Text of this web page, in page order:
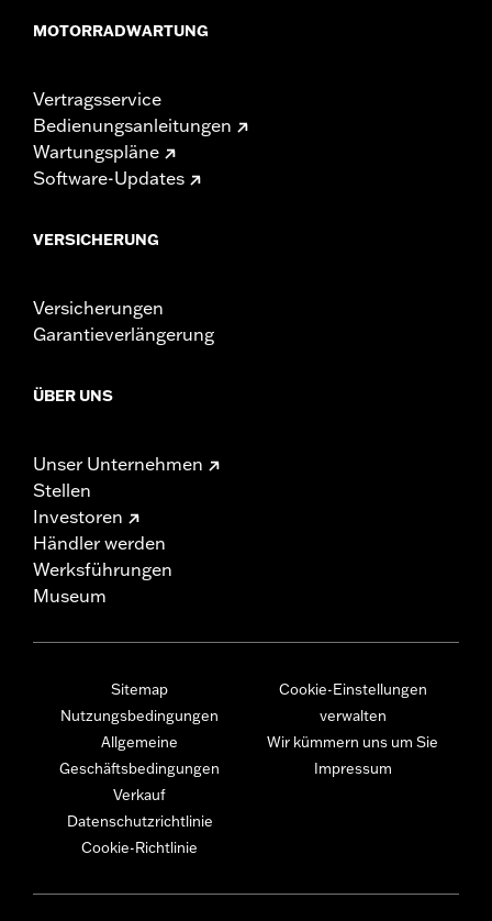
MOTORRADWARTUNG
Vertragsservice
Bedienungsanleitungen
Wartungspläne
Software-Updates
VERSICHERUNG
Versicherungen
Garantieverlängerung
ÜBER UNS
Unser Unternehmen
Stellen
Investoren
Händler werden
Werksführungen
Museum
Sitemap
Nutzungsbedingungen
Allgemeine
Geschäftsbedingungen
Verkauf
Datenschutzrichtlinie
Cookie-Richtlinie
Cookie-Einstellungen
verwalten
Wir kümmern uns um Sie
Impressum